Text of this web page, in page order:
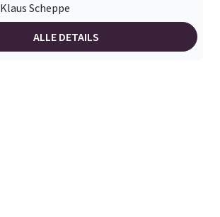
Scheppe
ALLE DETAILS